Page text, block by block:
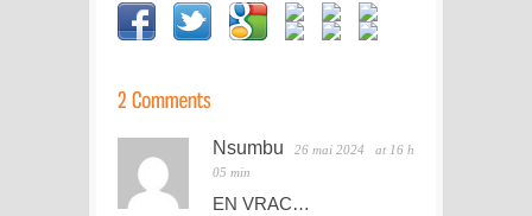
Nsumbu 26 mai 2024
at 16 h
05 min
EN VRAC…